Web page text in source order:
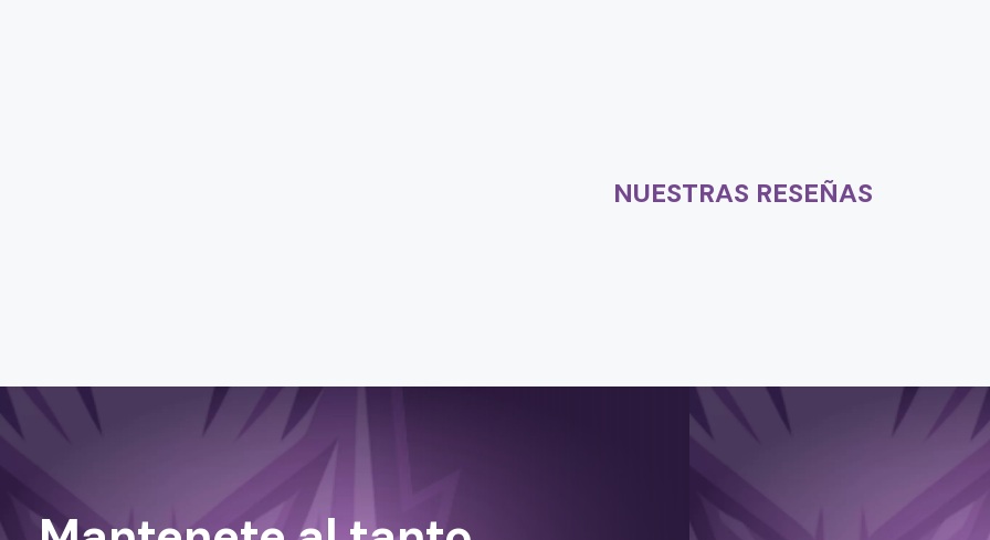
NUESTRAS RESEÑAS